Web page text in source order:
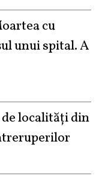
cu
unui spital. A
localități din